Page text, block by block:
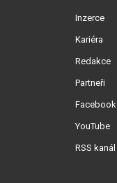
Inzerce
Kariéra
Redakce
Partneři
Facebook
YouTube
RSS kanál